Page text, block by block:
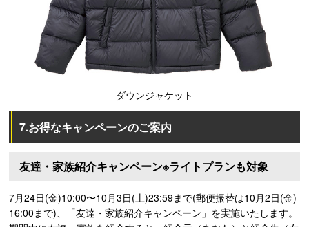
ダウンジャケット
7.お得なキャンペーンのご案内
友達・家族紹介キャンペーン※ライトプランも対象
7月24日(金)10:00〜10月3日(土)23:59まで(郵便振替は10月2日(金)
16:00まで)、「友達・家族紹介キャンペーン」を実施いたします。